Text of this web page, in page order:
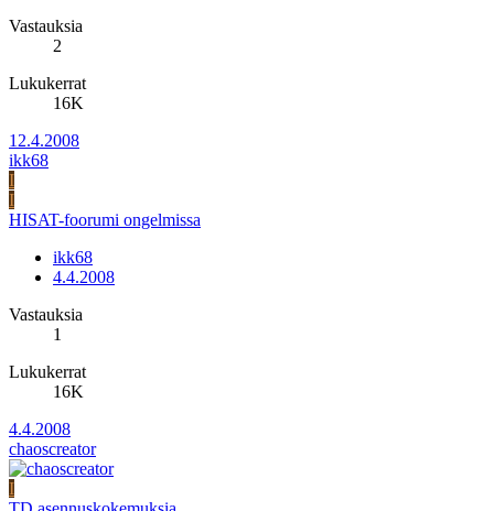
Vastauksia
2
Lukukerrat
16K
12.4.2008
ikk68
I
I
HISAT-foorumi ongelmissa
ikk68
4.4.2008
Vastauksia
1
Lukukerrat
16K
4.4.2008
chaoscreator
I